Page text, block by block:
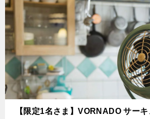
【限定1名さま】VORNADO サー